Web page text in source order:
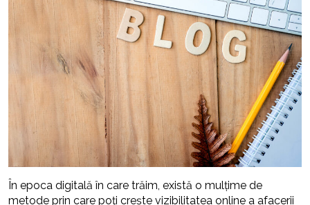
În epoca digitală în care trăim, există o mulțime de
metode prin care poți crește vizibilitatea online a afacerii